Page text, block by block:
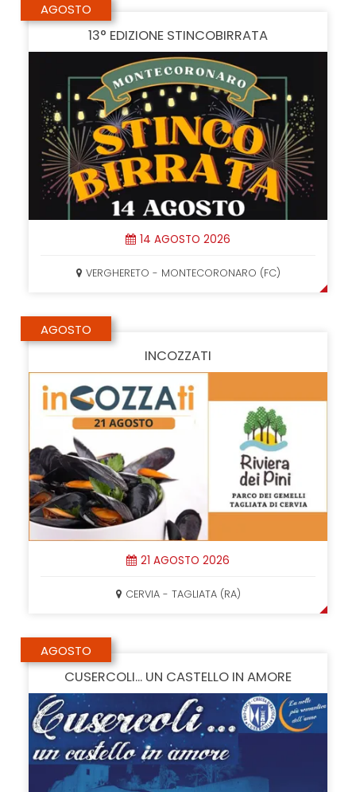
AGOSTO
13° EDIZIONE STINCOBIRRATA
14 AGOSTO 2026
VERGHERETO - MONTECORONARO (FC)
AGOSTO
INCOZZATI
21 AGOSTO 2026
CERVIA - TAGLIATA (RA)
AGOSTO
CUSERCOLI... UN CASTELLO IN AMORE